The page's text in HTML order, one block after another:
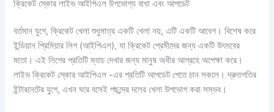
ক্রিকেট স্কোর লাইভ আইপিএল উপভোগ্য বাধা এবং আপডেট
বর্তমান যুগে, ক্রিকেট খেলা শুধুমাত্র একটি খেলা নয়, এটি একটি আবেগ। বিশেষ করে
ইন্ডিয়ান প্রিমিয়ার লিগ (আইপিএল), যা ক্রিকেট প্রেমীদের জন্য একটি উৎসবের
মতো। এই লিগের প্রতিটি ম্যাচ দেখার জন্য মানুষ অধীর আগ্রহে অপেক্ষা করে।
লাইভ ক্রিকেট স্কোর আইপিএল -এর প্রতিটি আপডেট পেতে চান সকলে। দ্রুতগতির
ইন্টারনেটের যুগে, এখন ঘরে বসেই পছন্দের দলের খেলা উপভোগ করা সম্ভব।